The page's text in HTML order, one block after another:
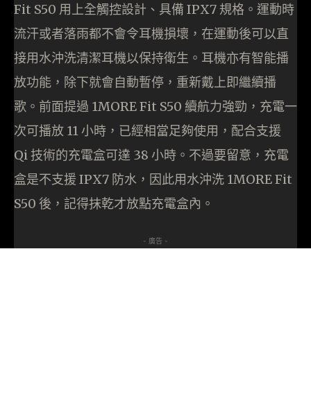
Fit S50 用上全觸控設計、具備 IPX7 規格。運動時
流汗或者落雨都不會令耳機損壞，在運動後可以直
接用水沖洗清潔耳機以保持衛生。耳機亦有智能播
放功能，除下就會自動暫停，重新戴上即繼續播
歌。前面提過 1MORE Fit S50 續航力強勁，充電一
次可播放 11 小時，已經相當足夠使用，配合支援
Qi 技術的充電盒可達 38 小時。不過要留意，充電
盒是不支援 IPX7 防水，因此用水沖洗 1MORE Fit
S50 後，記得抹乾才放點充電盒內。
- 廣告 -